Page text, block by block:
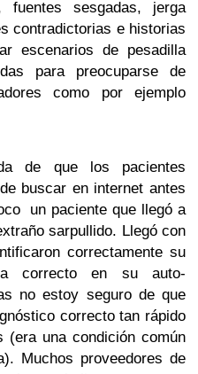
fuentes sesgadas, jerga
contradictorias e historias
escenarios de pesadilla
para preocuparse de
como por ejemplo
de que los pacientes
buscar en internet antes
un paciente que llegó a
sarpullido. Llegó con
correctamente su
correcto en su auto-
no estoy seguro de que
correcto tan rápido
una condición común
Muchos proveedores de